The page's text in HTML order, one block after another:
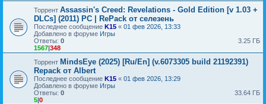
Торрент Assassin's Creed: Revelations - Gold Edition [v 1.03 +
DLCs] (2011) PC | RePack от селезень
Последнее сообщение K15 « 01 фев 2026, 13:33
Добавлено в форуме Игры
Ответы: 0
1567|348
3.25 ГБ
Торрент MindsEye (2025) [Ru/En] (v.6073305 build 21192391)
Repack от Albert
Последнее сообщение K15 « 01 фев 2026, 13:29
Добавлено в форуме Игры
Ответы: 0
5|0
33.64 ГБ